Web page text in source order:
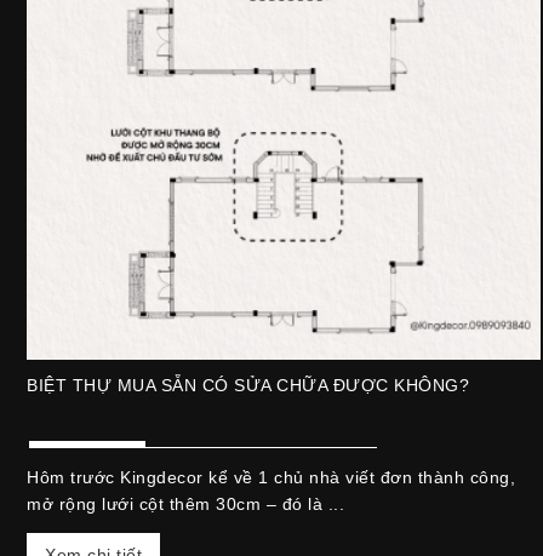
BIỆT THỰ MUA SẴN CÓ SỬA CHỮA ĐƯỢC KHÔNG?
Hôm trước Kingdecor kể về 1 chủ nhà viết đơn thành công,
mở rộng lưới cột thêm 30cm – đó là ...